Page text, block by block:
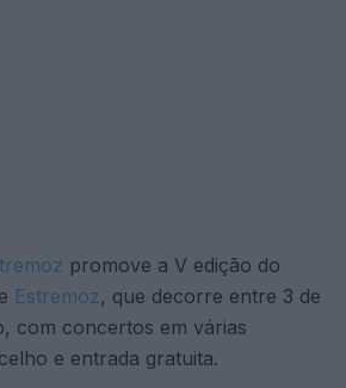
promove a V edição do
Estremoz, que decorre entre 3 de
com concertos em várias
e entrada gratuita.